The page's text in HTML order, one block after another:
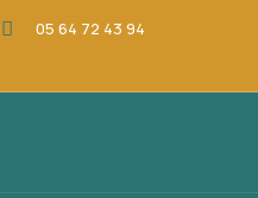
05 64 72 43 94